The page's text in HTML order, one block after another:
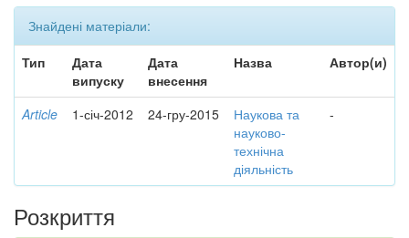
Знайдені матеріали:
Тип
Дата
випуску
Дата
внесення
Назва Автор(и)
Article 1-січ-2012 24-гру-2015
Наукова та
науково-
технічна
діяльність
-
Розкриття